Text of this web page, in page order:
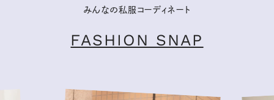
みんなの私服コーディネート
FASHION SNAP